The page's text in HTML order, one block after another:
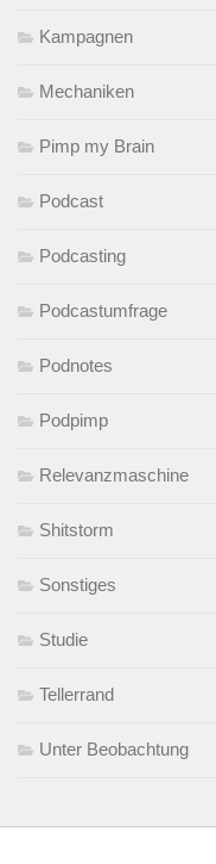
Kampagnen
Mechaniken
Pimp my Brain
Podcast
Podcasting
Podcastumfrage
Podnotes
Podpimp
Relevanzmaschine
Shitstorm
Sonstiges
Studie
Tellerrand
Unter Beobachtung